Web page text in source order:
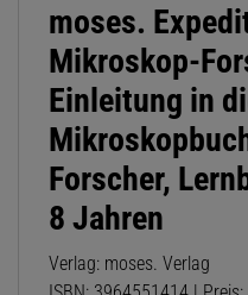
moses.
Mikroskop-
Einleitung in
Forscher,
8 Jahren
Verlag: moses. Verlag